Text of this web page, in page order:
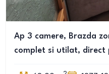
Ap 3 camere, Brazda
complet si utilat, direct